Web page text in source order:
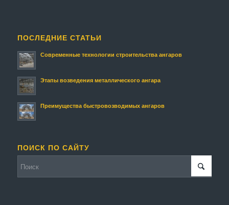
ПОСЛЕДНИЕ СТАТЬИ
Современные технологии строительства ангаров
Этапы возведения металлического ангара
Преимущества быстровозводимых ангаров
ПОИСК ПО САЙТУ